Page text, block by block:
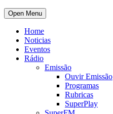
Open Menu
Home
Noticias
Eventos
Rádio
Emissão
Ouvir Emissão
Programas
Rubricas
SuperPlay